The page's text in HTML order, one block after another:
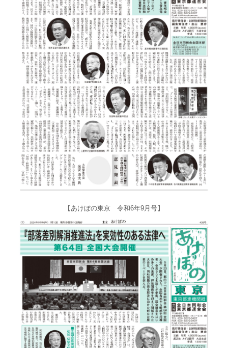
【あけぼの東京 令和6年9月号】